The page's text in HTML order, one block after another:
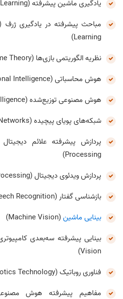
یادگیری ماشین پیشرفته (Advanced Machine Learning)
Learning)
نظریه الگوریتمی بازی‌ها (Algorithmic Game Theory)
هوش محاسباتی (Computational Intelligence)
هوش مصنوعی توزیع‌شده (Distributed Artificial Intelligence)
شبکه‌های پویای پیچیده (Complex Dynamical Networks)
Processing)
پردازش ویدئوی دیجیتال (Digital Video Processing)
بازشناسی گفتار (Speech Recognition)
بینایی ماشین(Machine Vision)
Vision)
فناوری روباتیک (Robotics Technology)